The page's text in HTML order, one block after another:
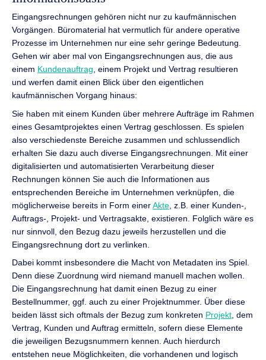
Eingangsrechnungen gehören nicht nur zu kaufmännischen
Vorgängen. Büromaterial hat vermutlich für andere operative
Prozesse im Unternehmen nur eine sehr geringe Bedeutung.
Gehen wir aber mal von Eingangsrechnungen aus, die aus
einem Kundenauftrag, einem Projekt und Vertrag resultieren
und werfen damit einen Blick über den eigentlichen
kaufmännischen Vorgang hinaus:
Sie haben mit einem Kunden über mehrere Aufträge im Rahmen
eines Gesamtprojektes einen Vertrag geschlossen. Es spielen
also verschiedenste Bereiche zusammen und schlussendlich
erhalten Sie dazu auch diverse Eingangsrechnungen. Mit einer
digitalisierten und automatisierten Verarbeitung dieser
Rechnungen können Sie auch die Informationen aus
entsprechenden Bereiche im Unternehmen verknüpfen, die
möglicherweise bereits in Form einerAkte , z.B. einer Kunden-,
Auftrags-, Projekt- und Vertragsakte, existieren. Folglich wäre es
nur sinnvoll, den Bezug dazu jeweils herzustellen und die
Eingangsrechnung dort zu verlinken.
Dabei kommt insbesondere die Macht von Metadaten ins Spiel.
Denn diese Zuordnung wird niemand manuell machen wollen.
Die Eingangsrechnung hat damit einen Bezug zu einer
Bestellnummer, ggf. auch zu einer Projektnummer. Über diese
beiden lässt sich oftmals der Bezug zum konkreten Projekt , dem
Vertrag, Kunden und Auftrag ermitteln, sofern diese Elemente
die jeweiligen Bezugsnummern kennen. Auch hierdurch
entstehen neue Möglichkeiten, die vorhandenen und logisch